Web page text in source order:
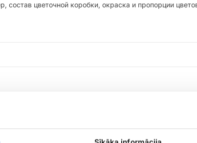
цветочной коробки, окраска и пропорции